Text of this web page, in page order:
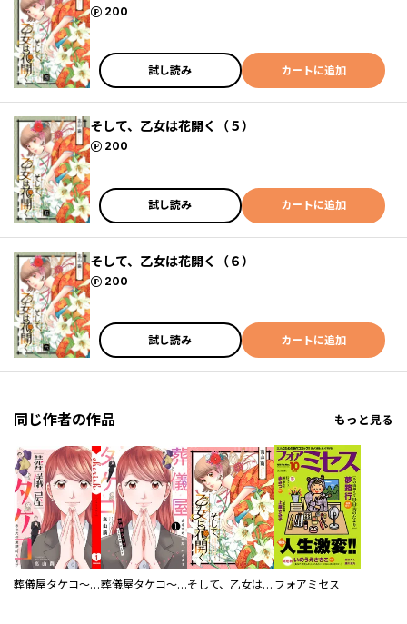
200
ポイント
試し読み カートに追加
そして、乙女は花開く（５）
200
ポイント
試し読み カートに追加
そして、乙女は花開く（６）
200
ポイント
試し読み カートに追加
同じ作者の作品 もっと見る
葬儀屋タケコ～あなたの最期、叶えます【電子単行本版】 葬儀屋タケコ～あなたの最期、叶えます そして、乙女は花開く【合冊版】 フォアミセス